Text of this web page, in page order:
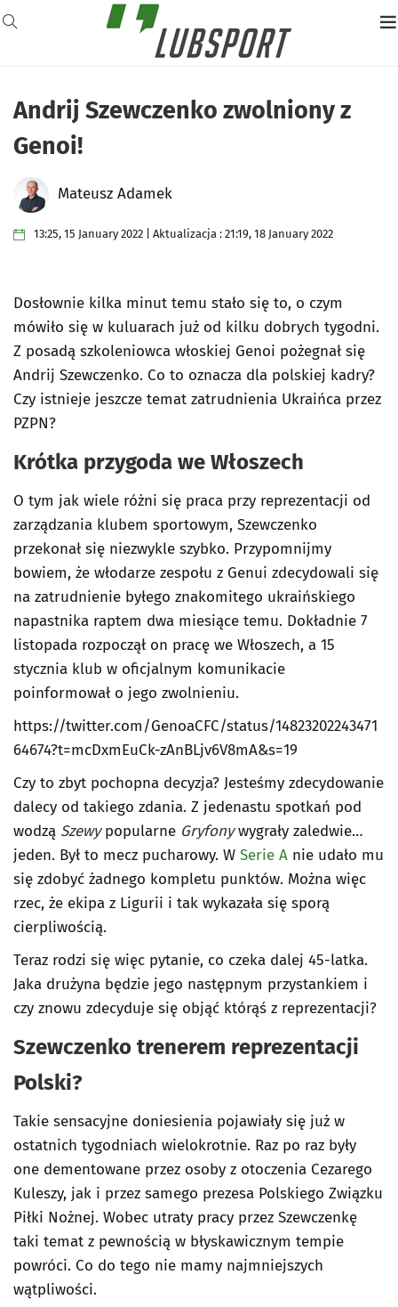
Andrij Szewczenko zwolniony z
Genoi!
Mateusz Adamek
13:25, 15 January 2022 | Aktualizacja : 21:19, 18 January 2022
Dosłownie kilka minut temu stało się to, o czym
mówiło się w kuluarach już od kilku dobrych tygodni.
Z posadą szkoleniowca włoskiej Genoi pożegnał się
Andrij Szewczenko. Co to oznacza dla polskiej kadry?
Czy istnieje jeszcze temat zatrudnienia Ukraińca przez
PZPN?
Krótka przygoda we Włoszech
O tym jak wiele różni się praca przy reprezentacji od
zarządzania klubem sportowym, Szewczenko
przekonał się niezwykle szybko. Przypomnijmy
bowiem, że włodarze zespołu z Genui zdecydowali się
na zatrudnienie byłego znakomitego ukraińskiego
napastnika raptem dwa miesiące temu. Dokładnie 7
listopada rozpoczął on pracę we Włoszech, a 15
stycznia klub w oficjalnym komunikacie
poinformował o jego zwolnieniu.
https://twitter.com/GenoaCFC/status/14823202243471
64674?t=mcDxmEuCk-zAnBLjv6V8mA&s=19
Czy to zbyt pochopna decyzja? Jesteśmy zdecydowanie
dalecy od takiego zdania. Z jedenastu spotkań pod
wodzą Szewypopularne Gryfonywygrały zaledwie…
jeden. Był to mecz pucharowy. W Serie A nie udało mu
się zdobyć żadnego kompletu punktów. Można więc
rzec, że ekipa z Ligurii i tak wykazała się sporą
cierpliwością.
Teraz rodzi się więc pytanie, co czeka dalej 45-latka.
Jaka drużyna będzie jego następnym przystankiem i
czy znowu zdecyduje się objąć którąś z reprezentacji?
Szewczenko trenerem reprezentacji
Polski?
Takie sensacyjne doniesienia pojawiały się już w
ostatnich tygodniach wielokrotnie. Raz po raz były
one dementowane przez osoby z otoczenia Cezarego
Kuleszy, jak i przez samego prezesa Polskiego Związku
Piłki Nożnej. Wobec utraty pracy przez Szewczenkę
taki temat z pewnością w błyskawicznym tempie
powróci. Co do tego nie mamy najmniejszych
wątpliwości.